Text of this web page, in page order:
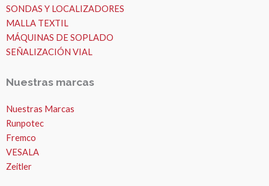
SONDAS Y LOCALIZADORES
MALLA TEXTIL
MÁQUINAS DE SOPLADO
SEÑALIZACIÓN VIAL
Nuestras marcas
Nuestras Marcas
Runpotec
Fremco
VESALA
Zeitler